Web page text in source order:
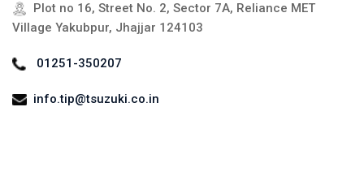
Plot no 16, Street No. 2, Sector 7A, Reliance MET
Village Yakubpur, Jhajjar 124103
01251-350207
info.tip@tsuzuki.co.in